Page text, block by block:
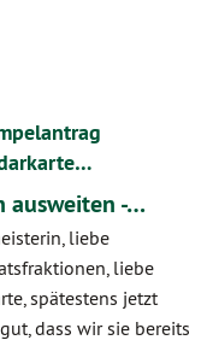
ausweiten -…
liebe
liebe
spätestens jetzt
dass wir sie bereits